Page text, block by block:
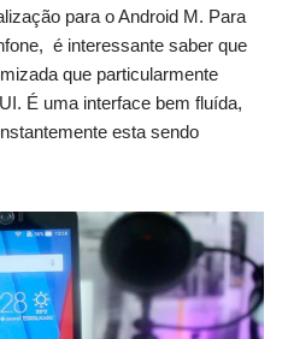
para o Android M. Para
é interessante saber que
que particularmente
É uma interface bem fluída,
esta sendo